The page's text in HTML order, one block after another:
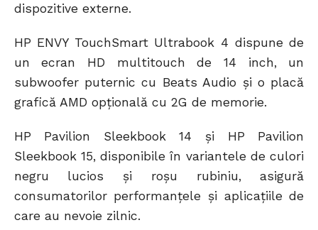
dispozitive externe.
HP ENVY TouchSmart Ultrabook 4 dispune de
un ecran HD multitouch de 14 inch, un
subwoofer puternic cu Beats Audio și o placă
grafică AMD opțională cu 2G de memorie.
HP Pavilion Sleekbook 14 și HP Pavilion
Sleekbook 15, disponibile în variantele de culori
negru lucios și roșu rubiniu, asigură
consumatorilor performanțele și aplicațiile de
care au nevoie zilnic.